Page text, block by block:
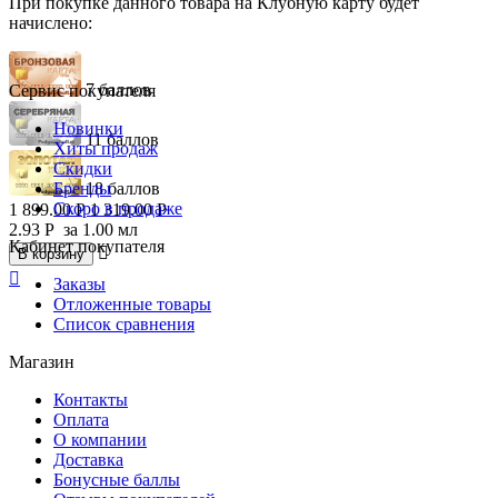
начислено:
7 баллов
11 баллов
18 баллов
1 899.00 Р 1 319.00 Р
2.93 Р за 1.00 мл
В корзину


Сервис покупателя
Новинки
Хиты продаж
Скидки
Бренды
Скоро в продаже
Кабинет покупателя
Заказы
Отложенные товары
Список сравнения
Магазин
Контакты
Оплата
О компании
Доставка
Бонусные баллы